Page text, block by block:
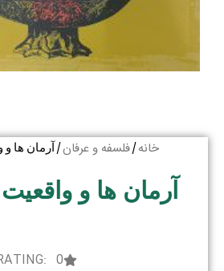
خانه/فلسفه و عرفان/ آرمان ها و
آرمان ها و
0